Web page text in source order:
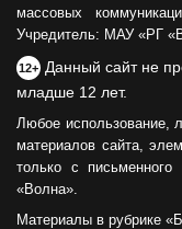
массовых
Учредитель: МАУ «РГ
12+ Данный сайт не
младше 12 лет.
Любое использование,
материалов сайта,
только с
«Волна».
Материалы в рубрике